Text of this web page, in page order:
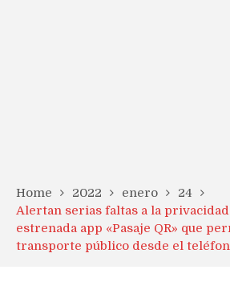
Home 2022 enero
24
Alertan serias faltas a la
estrenada app «Pasaje QR» que
transporte público desde el